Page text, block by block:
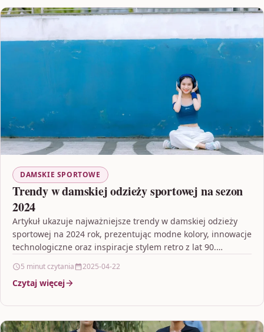
DAMSKIE SPORTOWE
Trendy w damskiej odzieży sportowej na sezon
2024
Artykuł ukazuje najważniejsze trendy w damskiej odzieży
sportowej na 2024 rok, prezentując modne kolory, innowacje
technologiczne oraz inspiracje stylem retro z lat 90.
5 minut czytania 2025-04-22
Czytaj więcej